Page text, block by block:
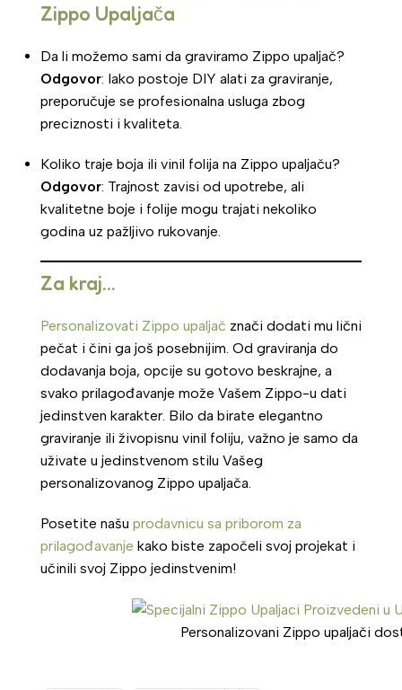
Zippo Upaljača
Da li možemo sami da graviramo Zippo upaljač?
Odgovor: Iako postoje DIY alati za graviranje,
preporučuje se profesionalna usluga zbog
preciznosti i kvaliteta.
Koliko traje boja ili vinil folija na Zippo upaljaču?
Odgovor: Trajnost zavisi od upotrebe, ali
kvalitetne boje i folije mogu trajati nekoliko
godina uz pažljivo rukovanje.
Za kraj…
Personalizovati Zippo upaljač znači dodati mu lični
pečat i čini ga još posebnijim. Od graviranja do
dodavanja boja, opcije su gotovo beskrajne, a
svako prilagođavanje može Vašem Zippo-u dati
jedinstven karakter. Bilo da birate elegantno
graviranje ili živopisnu vinil foliju, važno je samo da
uživate u jedinstvenom stilu Vašeg
personalizovanog Zippo upaljača.
Posetite našu prodavnicu sa priborom za
prilagođavanje kako biste započeli svoj projekat i
učinili svoj Zippo jedinstvenim!
Personalizovani Zippo upaljači